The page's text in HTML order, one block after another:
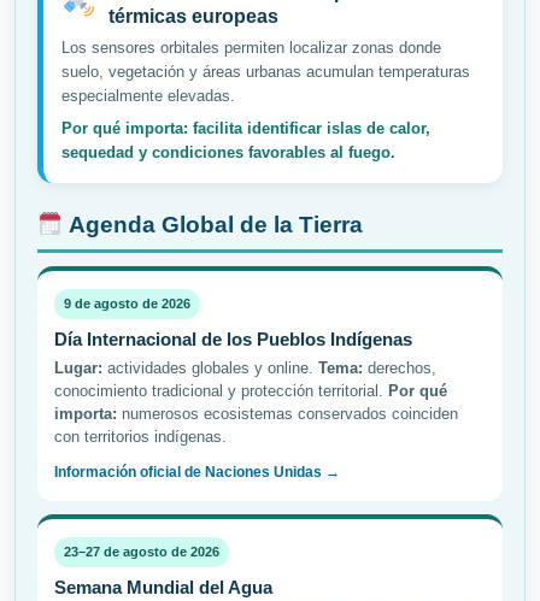
térmicas europeas
Los sensores orbitales permiten localizar zonas donde
suelo, vegetación y áreas urbanas acumulan temperaturas
especialmente elevadas.
Por qué importa: facilita identificar islas de calor,
sequedad y condiciones favorables al fuego.
Agenda Global de la Tierra
9 de agosto de 2026
Día Internacional de los Pueblos Indígenas
Lugar: actividades globales y online. Tema: derechos,
conocimiento tradicional y protección territorial. Por qué
importa: numerosos ecosistemas conservados coinciden
con territorios indígenas.
Información oficial de Naciones Unidas →
23–27 de agosto de 2026
Semana Mundial del Agua